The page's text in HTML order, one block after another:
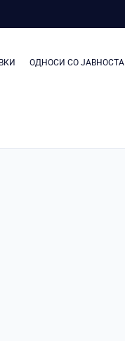
ОДНОСИ СО ЈАВНОСТА